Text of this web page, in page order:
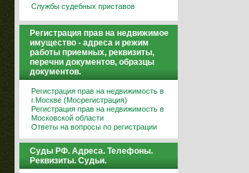
Службы судебных приставов
Регистрация прав на недвижимое
имущество - адреса и режим
работы приемных, реквизиты,
перечни документов, образцы
документов.
Регистрация прав на недвижимость в
г.Москве (Мосрегистрация)
Регистрация прав на недвижимость в
Московской области
Ответы на вопросы по регистрации
Суды РФ. Адреса. Телефоны.
Реквизиты. Судьи.